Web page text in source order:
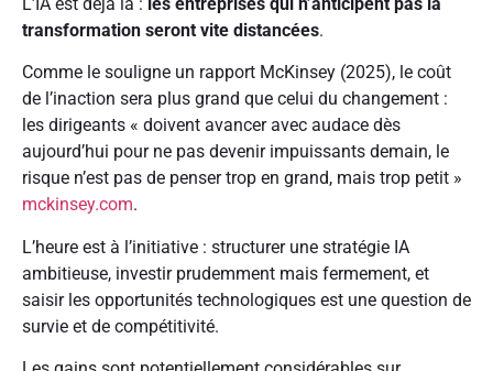
transformation seront vite distancées.
Comme le souligne un rapport McKinsey (2025), le coût
de l’inaction sera plus grand que celui du changement :
les dirigeants « doivent avancer avec audace dès
aujourd’hui pour ne pas devenir impuissants demain, le
risque n’est pas de penser trop en grand, mais trop petit »
mckinsey.com.
L’heure est à l’initiative : structurer une stratégie IA
ambitieuse, investir prudemment mais fermement, et
saisir les opportunités technologiques est une question de
survie et de compétitivité.